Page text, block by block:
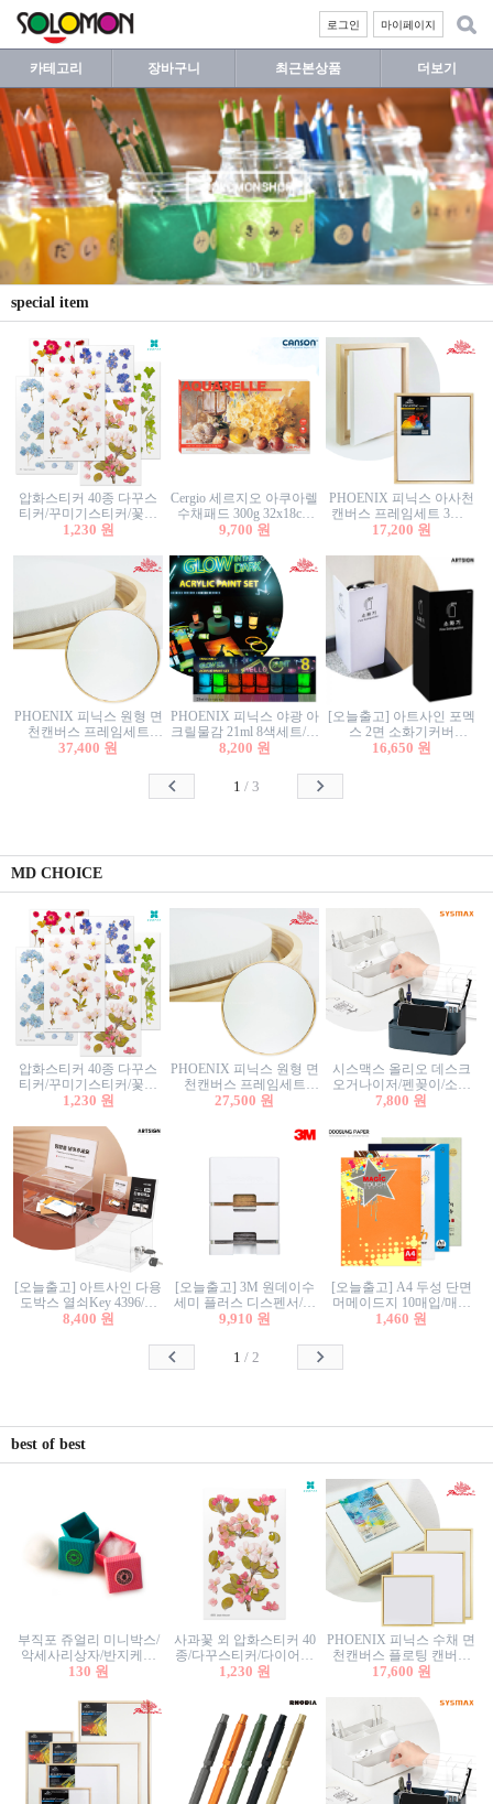
마이페이지
로그인
카테고리 장바구니 최근본상품 더보기
special item
압화스티커 40종 다꾸스
티커/꾸미기스티커/꽃스
티커/압화꽃책갈피/팬시
1,230 원
Cergio 세르지오 아쿠아렐
수채패드 300g 32x18cm
12매 1면제본
9,700 원
PHOENIX 피닉스 아사천
캔버스 프레임세트 3호F
27.3x22cm 캔버스와 올림
17,200 원
PHOENIX 피닉스 원형 면
천캔버스 프레임세트
40cm/원형캔버스/플로팅
37,400 원
PHOENIX 피닉스 야광 아
크릴물감 21ml 8색세트/야
광물감
8,200 원
[오늘출고] 아트사인 포멕
스 2면 소화기커버
1470/1471/소화기커버/소
함/소화기거치대/소화기
16,650 원
1 / 3
MD CHOICE
압화스티커 40종 다꾸스
티커/꾸미기스티커/꽃스
티커/압화꽃책갈피/팬시
1,230 원
PHOENIX 피닉스 원형 면
천캔버스 프레임세트
30cm/원형캔버스/플로팅
27,500 원
시스맥스 올리오 데스크
오거나이저/펜꽂이/소품
꽂이/소품함/정리함/수납
7,800 원
[오늘출고] 아트사인 다용
도박스 열쇠Key 4396/투
표함/건의함/모금함/응모
8,400 원
[오늘출고] 3M 원데이수
세미 플러스 디스펜서/소
프트수세미5매+강력수세
9,910 원
[오늘출고] A4 두성 단면
머메이드지 10매입/매직
터치/색지/색상지/색복사
칼라색지/고급복사지
1,460 원
1 / 2
best of best
부직포 쥬얼리 미니박스/
악세사리상자/반지케이
스/반지상자/귀걸이상자/
130 원
사과꽃 외 압화스티커 40
종/다꾸스티커/다이어리
꾸미기/꽃스티커/자연물
1,230 원
PHOENIX 피닉스 수채 면
천캔버스 플로팅 캔버스
프레임세트 30x30cm/액자
17,600 원